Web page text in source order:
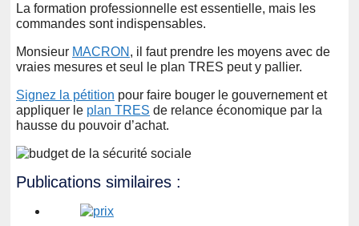
La formation professionnelle est essentielle, mais les
commandes sont indispensables.
Monsieur MACRON , il faut prendre les moyens avec de
vraies mesures et seul le plan TRES peut y pallier.
Signez la pétition pour faire bouger le gouvernement et
appliquer le plan TRES de relance économique par la
hausse du pouvoir d’achat.
Publications similaires :